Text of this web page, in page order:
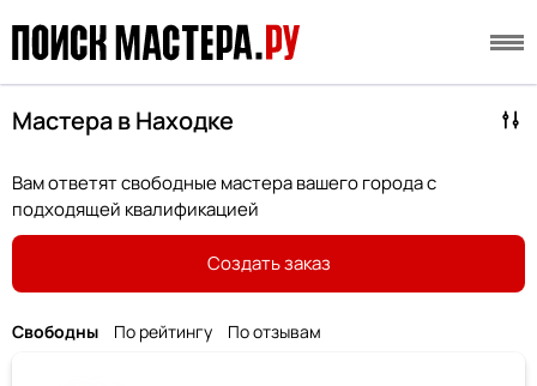
Мастера в Находке
Вам ответят свободные мастера вашего города с
подходящей квалификацией
Создать заказ
Свободны По рейтингу По отзывам